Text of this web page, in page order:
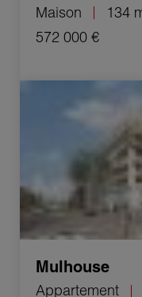
Maison 134
572 000 €
Vente Appartement
Mulhouse
Appartement